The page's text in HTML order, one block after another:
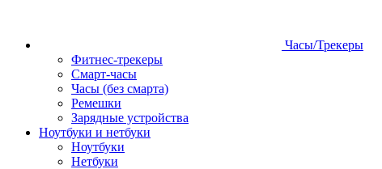
Часы/Трекеры
Фитнес-трекеры
Смарт-часы
Часы (без смарта)
Ремешки
Зарядные устройства
Ноутбуки и нетбуки
Ноутбуки
Нетбуки